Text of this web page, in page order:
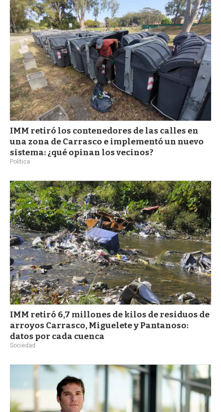
IMM retiró los contenedores de las calles en
una zona de Carrasco e implementó un nuevo
sistema: ¿qué opinan los vecinos?
Política
IMM retiró 6,7 millones de kilos de residuos de
arroyos Carrasco, Miguelete y Pantanoso:
datos por cada cuenca
Sociedad